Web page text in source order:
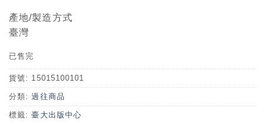
產地/製造方式
臺灣
已售完
貨號: 15015100101
分類:過往商品
標籤:臺大出版中心